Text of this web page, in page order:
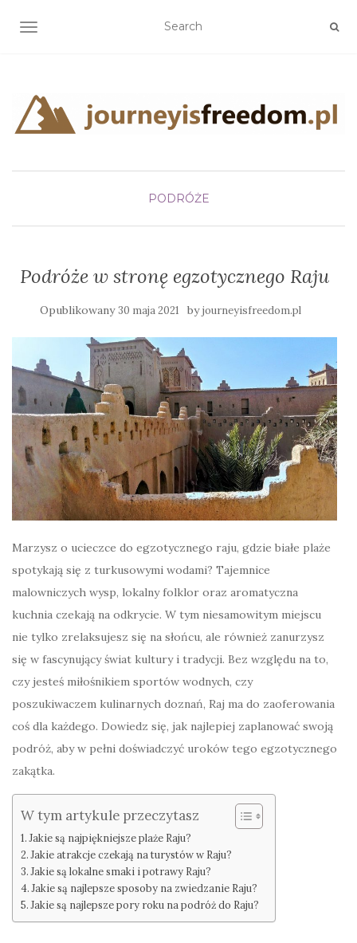
TOGGLE NAVIGATION
PODRÓŻE
Podróże w stronę egzotycznego Raju
Opublikowany 30 maja 2021 byjourneyisfreedom.pl
Marzysz o ucieczce do egzotycznego raju, gdzie białe plaże
spotykają się z turkusowymi wodami? Tajemnice
malowniczych wysp, lokalny folklor oraz aromatyczna
kuchnia czekają na odkrycie. W tym niesamowitym miejscu
nie tylko zrelaksujesz się na słońcu, ale również zanurzysz
się w fascynujący świat kultury i tradycji. Bez względu na to,
czy jesteś miłośnikiem sportów wodnych, czy
poszukiwaczem kulinarnych doznań, Raj ma do zaoferowania
coś dla każdego. Dowiedz się, jak najlepiej zaplanować swoją
podróż, aby w pełni doświadczyć uroków tego egzotycznego
zakątka.
W tym artykule przeczytasz
Jakie są najpiękniejsze plaże Raju?
Jakie atrakcje czekają na turystów w Raju?
Jakie są lokalne smaki i potrawy Raju?
Jakie są najlepsze sposoby na zwiedzanie Raju?
Jakie są najlepsze pory roku na podróż do Raju?